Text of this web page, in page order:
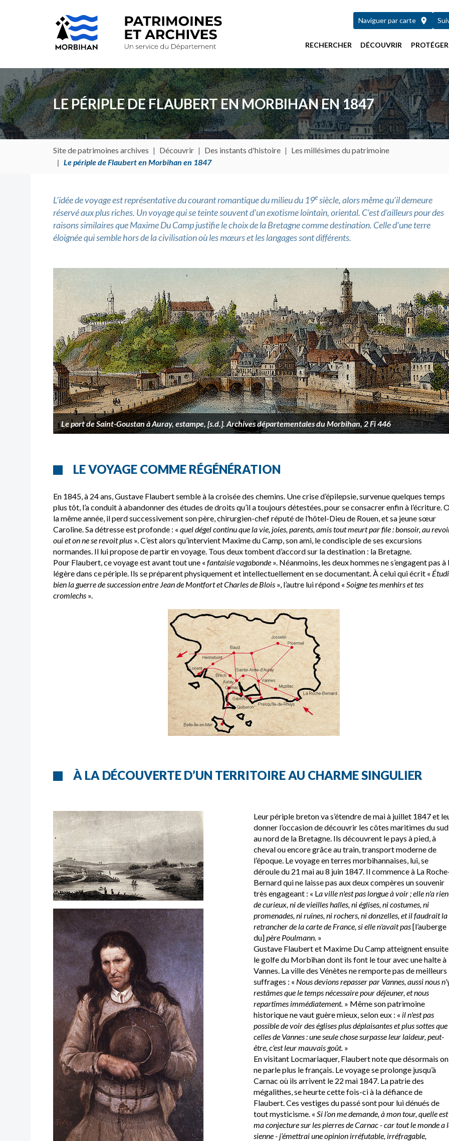
Naviguer par carte
RECHERCHER DÉCOUVRIR PROTÉGER
LE PÉRIPLE DE FLAUBERT EN MORBIHAN EN 1847
Site de patrimoines archives Découvrir Des instants d'histoire
Les millésimes du patrimoine
Le périple de Flaubert en Morbihan en 1847
L’idée de voyage est représentative du courant romantique du milieu du 19esiècle, alors même qu’il demeure
réservé aux plus riches. Un voyage qui se teinte souvent d’un exotisme lointain, oriental. C’est d’ailleurs pour des
raisons similaires que Maxime Du Camp justifie le choix de la Bretagne comme destination. Celle d’une terre
éloignée qui semble hors de la civilisation où les mœurs et les langages sont différents.
Le port de Saint-Goustan à Auray, estampe, [s.d.]. Archives départementales du Morbihan, 2 Fi 446
LE VOYAGE COMME RÉGÉNÉRATION
En 1845, à 24 ans, Gustave Flaubert semble à la croisée des chemins. Une crise d’épilepsie, survenue quelques temps
plus tôt, l’a conduit à abandonner des études de droits qu’il a toujours détestées, pour se consacrer enfin à l’écriture.
la même année, il perd successivement son père, chirurgien-chef réputé de l’hôtel-Dieu de Rouen, et sa jeune sœur
Caroline. Sa détresse est profonde : « quel dégel continu que la vie, joies, parents, amis tout meurt par file : bonsoir, au
oui et on ne se revoit plus ». C’est alors qu’intervient Maxime du Camp, son ami, le condisciple de ses excursions
normandes. Il lui propose de partir en voyage. Tous deux tombent d’accord sur la destination : la Bretagne.
Pour Flaubert, ce voyage est avant tout une « fantaisie vagabonde ». Néanmoins, les deux hommes ne s’engagent pas à
légère dans ce périple. Ils se préparent physiquement et intellectuellement en se documentant. À celui qui écrit «
bien la guerre de succession entre Jean de Montfort et Charles de Blois », l’autre lui répond « Soigne tes menhirs et tes
cromlechs ».
À LA DÉCOUVERTE D’UN TERRITOIRE AU CHARME SINGULIER
Leur périple breton va s’étendre de mai à juillet 1847 et
donner l’occasion de découvrir les côtes maritimes du sud
au nord de la Bretagne. Ils découvrent le pays à pied, à
cheval ou encore grâce au train, transport moderne de
l’époque. Le voyage en terres morbihannaises, lui, se
déroule du 21 mai au 8 juin 1847. Il commence à La
Bernard qui ne laisse pas aux deux compères un souvenir
très engageant : « L a ville n'est pas longue à voir ; elle n'a rien
de curieux, ni de vieilles halles, ni églises, ni costumes, ni
promenades, ni ruines, ni rochers, ni donzelles, et il faudrait la
retrancher de la carte de France, si elle n'avait pas[l’auberge
du]père Poulmann. »
Gustave Flaubert et Maxime Du Camp atteignent ensuite
le golfe du Morbihan dont ils font le tour avec une halte à
Vannes. La ville des Vénètes ne remporte pas de meilleurs
suffrages : « Nous devions repasser par Vannes, aussi nous
restâmes que le temps nécessaire pour déjeuner, et nous
repartîmes immédiatement. » Même son patrimoine
historique ne vaut guère mieux, selon eux : « il n'est pas
possible de voir des églises plus déplaisantes et plus sottes que
celles de Vannes : une seule chose surpasse leur laideur, peut-
être, c'est leur mauvais goût. »
En visitant Locmariaquer, Flaubert note que désormais on
ne parle plus le français. Le voyage se prolonge jusqu’à
Carnac où ils arrivent le 22 mai 1847. La patrie des
mégalithes, se heurte cette fois-ci à la défiance de
Flaubert. Ces vestiges du passé sont pour lui dénués de
tout mysticisme. « Si l’on me demande, à mon tour, quelle est
ma conjecture sur les pierres de Carnac - car tout le monde a
sienne - j’émettrai une opinion irréfutable, irréfragable,